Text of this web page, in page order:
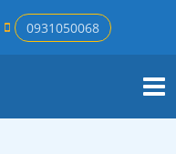
0931050068